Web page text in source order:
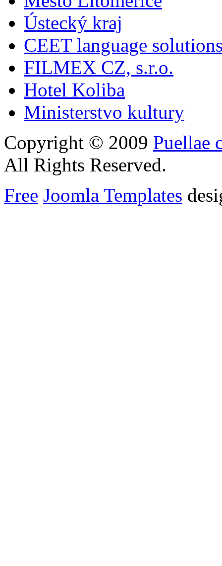
Ústecký kraj
CEET language
FILMEX CZ, s.r.o.
Hotel Koliba
Ministerstvo kultury
Copyright © 2009 Puellae
All Rights Reserved.
Free Joomla Templates